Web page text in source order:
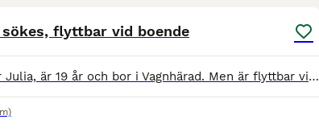
sökes, flyttbar vid boende
Hej! Jag heter Julia, är 19 år och bor i Vagnhärad. Men är flyttbar vid tillgång till boende. Till hösten söker jag nytt jobb, gärna nära 100 %, upp till ett år, men jag är flexibel både när det gälle